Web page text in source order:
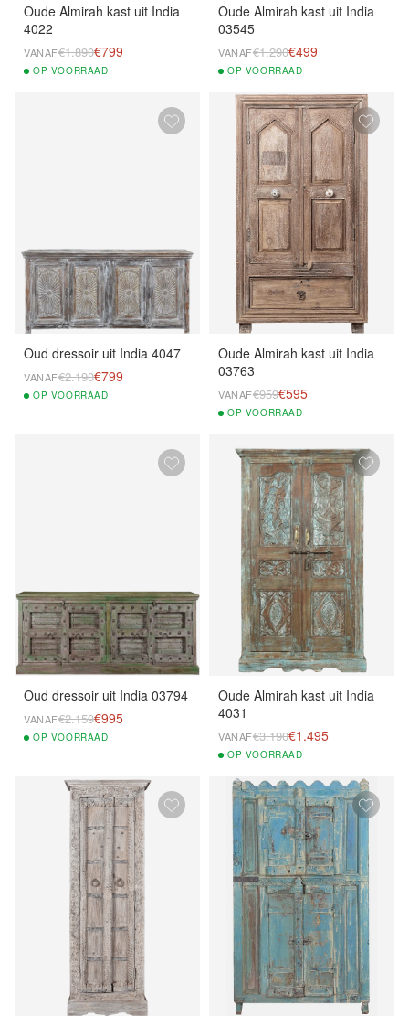
Oude Almirah kast uit India
4022
VANAF€1.890€799
OP VOORRAAD
Oude Almirah kast uit India
03545
VANAF€1.290€499
OP VOORRAAD
Oud dressoir uit India 4047
VANAF€2.190€799
OP VOORRAAD
Oude Almirah kast uit India
03763
VANAF€959€595
OP VOORRAAD
Oud dressoir uit India 03794
VANAF€2.159€995
OP VOORRAAD
Oude Almirah kast uit India
4031
VANAF€3.190€1.495
OP VOORRAAD